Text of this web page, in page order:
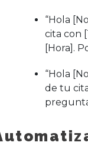
“Hola
cita con
[Hora].
“Hola
de tu